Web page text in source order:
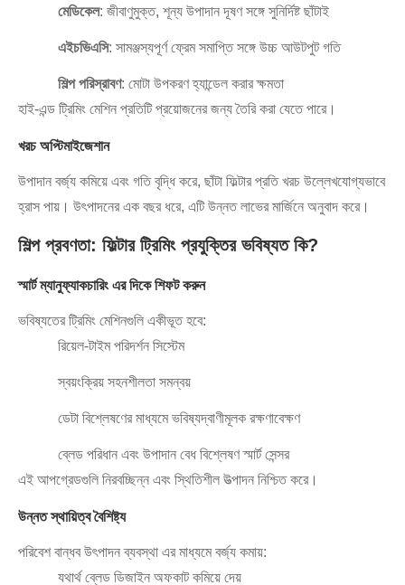
মেডিকেল: জীবাণুমুক্ত, শূন্য উপাদান দূষণ সঙ্গে সুনির্দিষ্ট ছাঁটাই
এইচভিএসি: সামঞ্জস্যপূর্ণ ফ্রেম সমাপ্তি সঙ্গে উচ্চ আউটপুট গতি
শিল্প পরিস্রাবণ: মোটা উপকরণ হ্যান্ডেল করার ক্ষমতা
হাই-এন্ড ট্রিমিং মেশিন প্রতিটি প্রয়োজনের জন্য তৈরি করা যেতে পারে।
খরচ অপ্টিমাইজেশান
উপাদান বর্জ্য কমিয়ে এবং গতি বৃদ্ধি করে, ছাঁটা ফিল্টার প্রতি খরচ উল্লেখযোগ্যভাবে
হ্রাস পায়। উৎপাদনের এক বছর ধরে, এটি উন্নত লাভের মার্জিনে অনুবাদ করে।
শিল্প প্রবণতা: ফিল্টার ট্রিমিং প্রযুক্তির ভবিষ্যত কি?
স্মার্ট ম্যানুফ্যাকচারিং এর দিকে শিফট করুন
ভবিষ্যতের ট্রিমিং মেশিনগুলি একীভূত হবে:
রিয়েল-টাইম পরিদর্শন সিস্টেম
স্বয়ংক্রিয় সহনশীলতা সমন্বয়
ডেটা বিশ্লেষণের মাধ্যমে ভবিষ্যদ্বাণীমূলক রক্ষণাবেক্ষণ
ব্লেড পরিধান এবং উপাদান বেধ বিশ্লেষণ স্মার্ট সেন্সর
এই আপগ্রেডগুলি নিরবচ্ছিন্ন এবং স্থিতিশীল উত্পাদন নিশ্চিত করে।
উন্নত স্থায়িত্ব বৈশিষ্ট্য
পরিবেশ বান্ধব উৎপাদন ব্যবস্থা এর মাধ্যমে বর্জ্য কমায়:
যথার্থ ব্লেড ডিজাইন অফকাট কমিয়ে দেয়